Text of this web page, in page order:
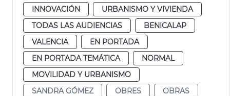
INNOVACIÓN
URBANISMO Y VIVIENDA
TODAS LAS AUDIENCIAS
BENICALAP
VALENCIA
EN PORTADA
EN PORTADA TEMÁTICA
NORMAL
MOVILIDAD Y URBANISMO
SANDRA GÓMEZ
OBRES
OBRAS